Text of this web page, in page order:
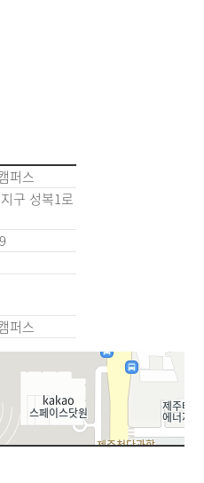
퍼스
구 성복1로
퍼스